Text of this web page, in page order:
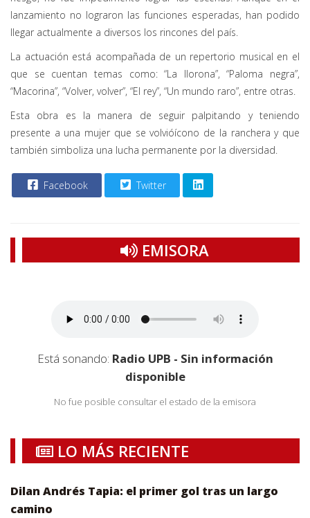
lanzamiento no lograron las funciones esperadas, han podido
llegar actualmente a diversos los rincones del país.
La actuación está acompañada de un repertorio musical en el
que se cuentan temas como: “La llorona”, “Paloma negra”,
“Macorina”, “Volver, volver”, “El rey”, “Un mundo raro”, entre otras.
Esta obra es la manera de seguir palpitando y teniendo
presente a una mujer que se volvióícono de la ranchera y que
también simboliza una lucha permanente por la diversidad.
Facebook Twitter
EMISORA
Está sonando: Radio UPB - Sin información
disponible
No fue posible consultar el estado de la emisora
LO MÁS RECIENTE
Dilan Andrés Tapia: el primer gol tras un largo
camino